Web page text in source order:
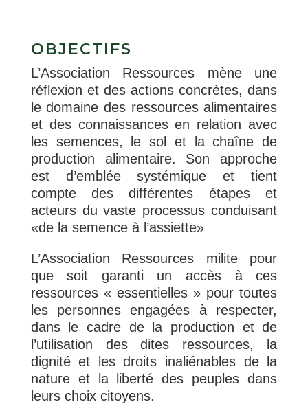
OBJECTIFS
L’Association Ressources mène une
réflexion et des actions concrètes, dans
le domaine des ressources alimentaires
et des connaissances en relation avec
les semences, le sol et la chaîne de
production alimentaire. Son approche
est d’emblée systémique et tient
compte des différentes étapes et
acteurs du vaste processus conduisant
«de la semence à l’assiette»
L’Association Ressources milite pour
que soit garanti un accès à ces
ressources « essentielles » pour toutes
les personnes engagées à respecter,
dans le cadre de la production et de
l’utilisation des dites ressources, la
dignité et les droits inaliénables de la
nature et la liberté des peuples dans
leurs choix citoyens.